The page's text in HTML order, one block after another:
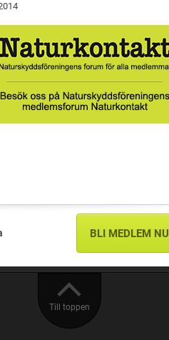
BLI MEDLEM NU
Till toppen